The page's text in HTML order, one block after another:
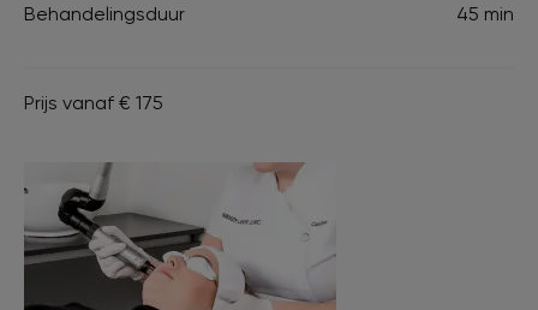
Behandelingsduur 45 min
Prijs vanaf € 175